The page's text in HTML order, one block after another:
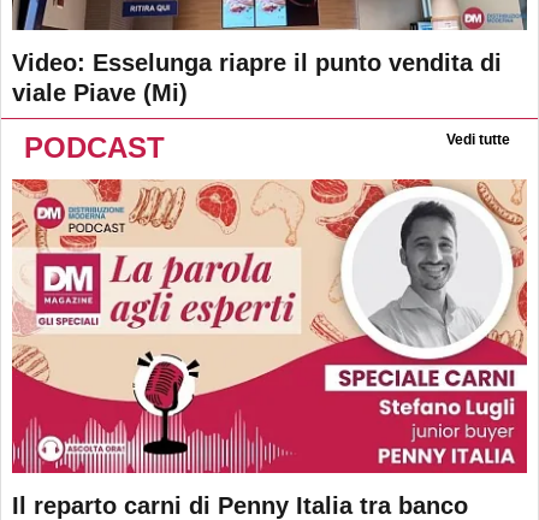
Video: Esselunga riapre il punto vendita di
viale Piave (Mi)
PODCAST Vedi tutte
Il reparto carni di Penny Italia tra banco